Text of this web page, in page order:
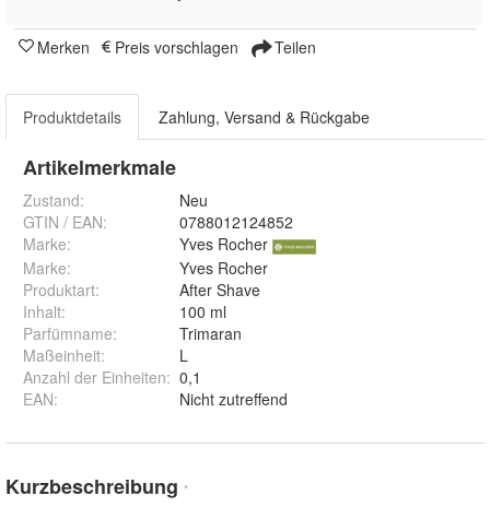
Merken Preis vorschlagen Teilen
Produktdetails Zahlung, Versand & Rückgabe
Artikelmerkmale
Zustand:
Neu
GTIN / EAN:
0788012124852
Marke:
Yves Rocher
Marke:
Yves Rocher
Produktart:
After Shave
Inhalt:
100 ml
Parfümname:
Trimaran
Maßeinheit:
L
Anzahl der Einheiten: 0,1
EAN: Nicht zutreffend
Kurzbeschreibung *